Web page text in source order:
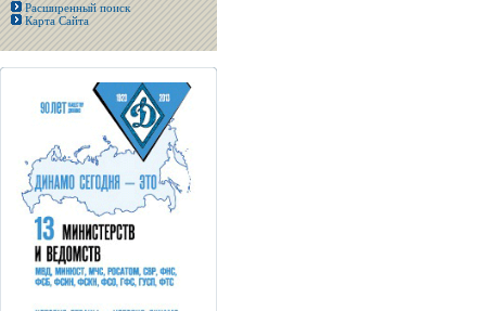
Расширенный поиск
Карта Сайта